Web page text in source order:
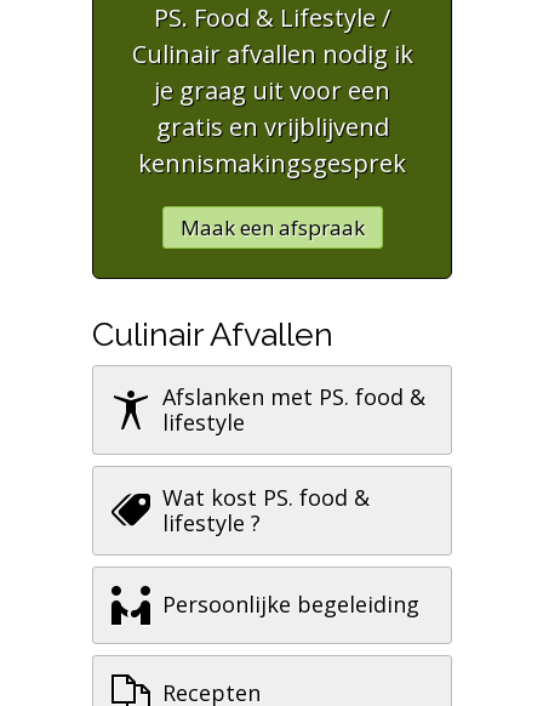
PS. Food & Lifestyle /
Culinair afvallen nodig ik
je graag uit voor een
gratis en vrijblijvend
kennismakingsgesprek
Maak een afspraak
Culinair Afvallen
Afslanken met PS. food &
lifestyle
Wat kost PS. food &
lifestyle ?
Persoonlijke begeleiding
Recepten